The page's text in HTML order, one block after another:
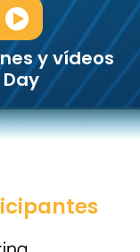
yvídeos